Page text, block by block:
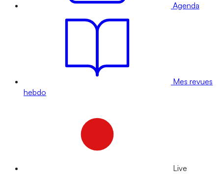
Agenda
Mes revues
hebdo
Live